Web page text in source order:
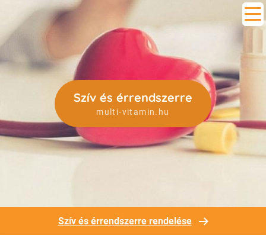
Szív és érrendszerre
multi-vitamin.hu
Szív és érrendszerre rendelése